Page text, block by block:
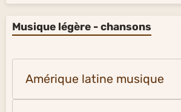
Musique légère - chansons
Amérique latine musique